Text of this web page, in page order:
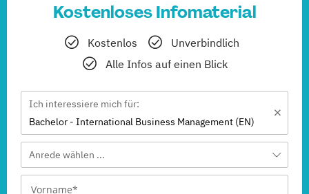
Kostenloses Infomaterial
Kostenlos
Unverbindlich
Alle Infos auf einen Blick
Ich interessiere mich für:
Bachelor - International Business Management (EN)
Anrede wählen ...